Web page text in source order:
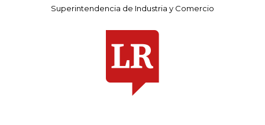
Superintendencia de Industria y Comercio